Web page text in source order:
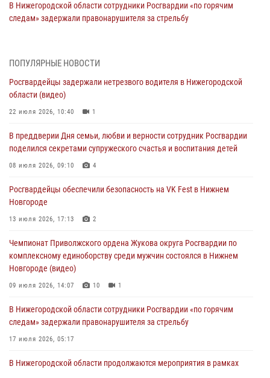
В Нижегородской области сотрудники Росгвардии «по горячим
следам» задержали правонарушителя за стрельбу
В Нижегородской области продолжаются мероприятия в рамках
16 июля 2026, 05:00
Росгвардейцы обеспечили безопасность на VK Fest в Нижнем
13 июля 2026, 17:13
Нижегородские росгвардейцы за прошедшую неделю выезжали
13 июля 2026, 06:45
Росгвардейцы предотвратили серию краж в Нижнем Новгороде
ПОПУЛЯРНЫЕ НОВОСТИ
Росгвардейцы задержали нетрезвого водителя в Нижегородской
области (видео)
22 июля 2026, 10:40 1
В преддверии Дня семьи, любви и верности сотрудник Росгвардии
поделился секретами супружеского счастья и воспитания детей
08 июля 2026, 09:10 4
Росгвардейцы обеспечили безопасность на VK Fest в Нижнем
Новгороде
13 июля 2026, 17:13 2
Чемпионат Приволжского ордена Жукова округа Росгвардии по
комплексному единоборству среди мужчин состоялся в Нижнем
Новгороде (видео)
09 июля 2026, 14:07 10 1
В Нижегородской области сотрудники Росгвардии «по горячим
следам» задержали правонарушителя за стрельбу
17 июля 2026, 05:17
В Нижегородской области продолжаются мероприятия в рамках